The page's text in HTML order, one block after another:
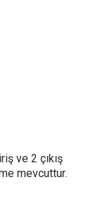
ve 2 çıkış
mevcuttur.